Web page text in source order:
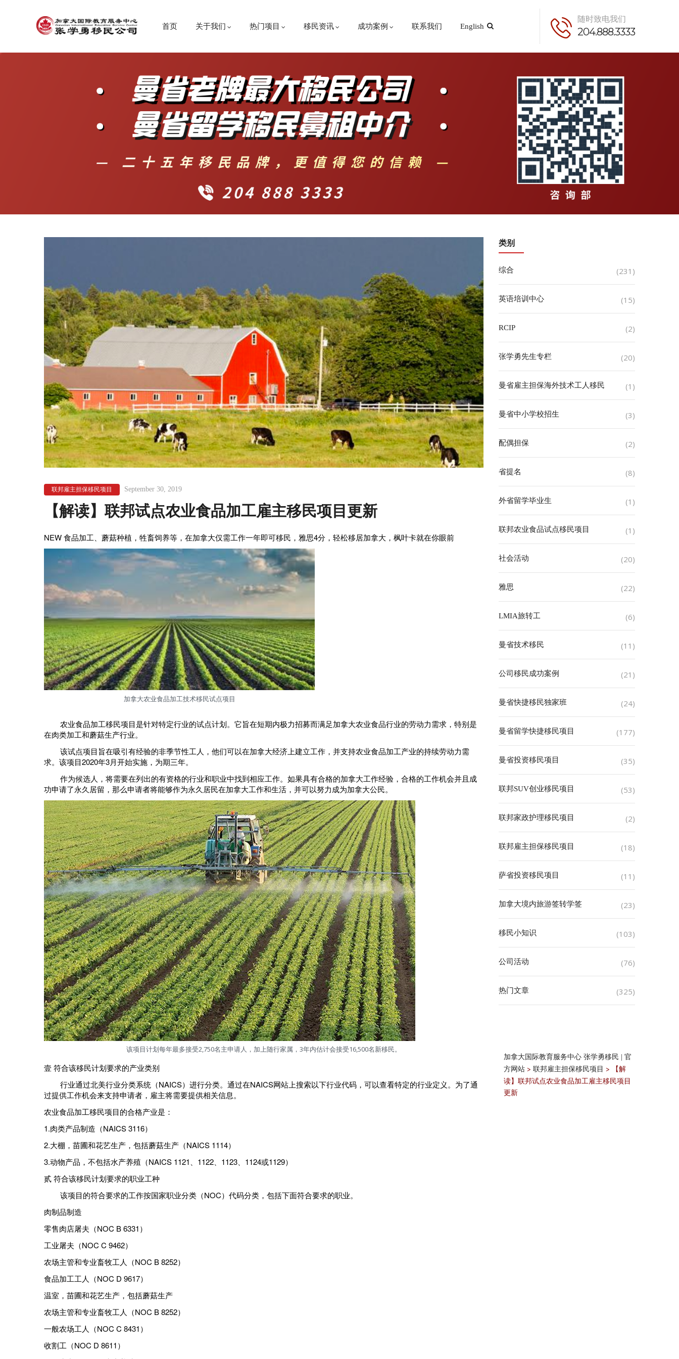
首页 关于我们 热门项目 移民资讯 成功案例 联系我们 English
随时致电我们
204.888.3333
联邦雇主担保移民项目 September 30, 2019
【解读】联邦试点农业食品加工雇主移民项目更新
NEW食品加工、蘑菇种植，牲畜饲养等 ， 在加拿大仅需工作一年即可移民 ， 雅思4分 ， 轻松移居加拿大，枫叶卡就在你眼前
加拿大农业食品加工技术移民试点项目
农业食品加工移民项目是针对特定行业的试点计划。它旨在短期内极力招募而满足加拿大农业食品行业的劳动力需求，特别是
在肉类加工和蘑菇生产行业。
该试点项目旨在吸引有经验的非季节性工人，他们可以在加拿大经济上建立工作，并支持农业食品加工产业的持续劳动力需
求。 该项目2020年3月开始实施，为期三年。
作为候选人，将需要在列出的有资格的行业和职业中找到相应工作。如果具有合格的加拿大工作经验，合格的工作机会并且成
功申请了永久居留，那么申请者将能够作为永久居民在加拿大工作和生活，并可以努力成为加拿大公民。
该项目计划每年最多接受2,750名主申请人，加上随行家属，3年内估计会接受16,500名新移民。
壹 符合该移民计划要求的产业类别
行业通过北美行业分类系统（NAICS）进行分类。通过在NAICS网站上搜索以下行业代码，可以查看特定的行业定义。为了通
过提供工作机会来支持申请者，雇主将需要提供相关信息。
农业食品加工移民项目的合格产业是：
1.肉类产品制造（NAICS 3116）
2.大棚，苗圃和花艺生产，包括蘑菇生产（NAICS 1114）
3.动物产品，不包括水产养殖（NAICS 1121、1122、1123、1124或1129）
贰 符合该移民计划要求的职业工种
该项目的符合要求的工作按国家职业分类（NOC）代码分类，包括下面符合要求的职业。
肉制品制造
零售肉店屠夫（NOC B 6331）
工业屠夫（NOC C 9462）
农场主管和专业畜牧工人（NOC B 8252）
食品加工工人（NOC D 9617）
温室，苗圃和花艺生产，包括蘑菇生产
农场主管和专业畜牧工人（NOC B 8252）
一般农场工人（NOC C 8431）
收割工（NOC D 8611）
类别
综合 (231)
英语培训中心 (15)
RCIP (2)
张学勇先生专栏 (20)
曼省雇主担保海外技术工人移民 (1)
曼省中小学校招生 (3)
配偶担保 (2)
省提名 (8)
外省留学毕业生 (1)
联邦农业食品试点移民项目 (1)
社会活动 (20)
雅思 (22)
LMIA旅转工 (6)
曼省技术移民 (11)
公司移民成功案例 (21)
曼省快捷移民独家班 (24)
曼省留学快捷移民项目 (177)
曼省投资移民项目 (35)
联邦SUV创业移民项目 (53)
联邦家政护理移民项目 (2)
联邦雇主担保移民项目 (18)
萨省投资移民项目 (11)
加拿大境内旅游签转学签 (23)
移民小知识 (103)
公司活动 (76)
热门文章 (325)
加拿大国际教育服务中心 张学勇移民 | 官
方网站 > 联邦雇主担保移民项目 >
【解
读】联邦试点农业食品加工雇主移民项目
更新